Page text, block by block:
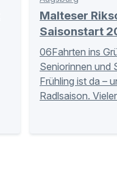
Malteser
Saisonstart
06Fahrten ins
Seniorinnen und
Frühling ist da –
Radlsaison.